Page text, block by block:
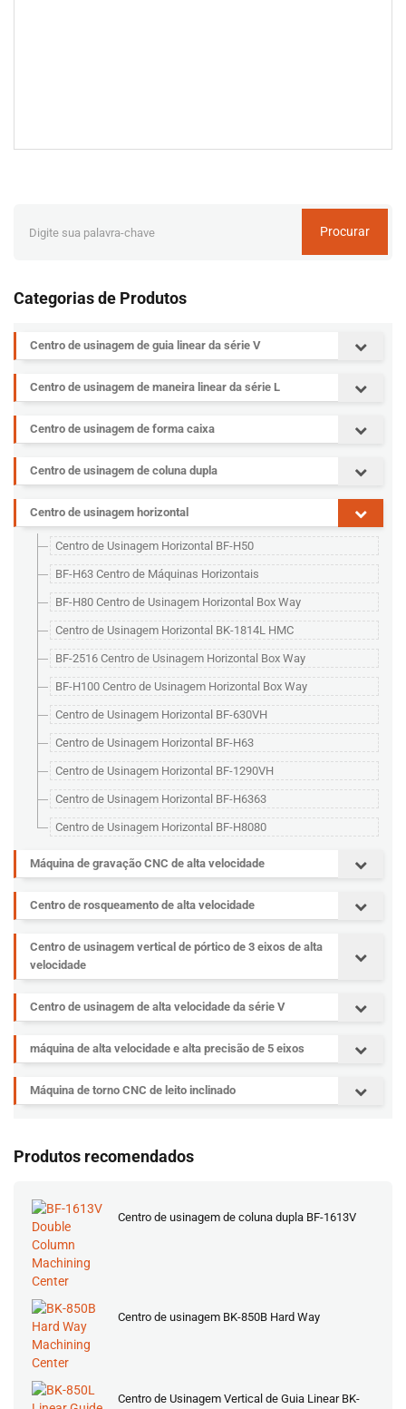
Procurar
Categorias de Produtos
Centro de usinagem de guia linear da série V
Centro de usinagem de maneira linear da série L
Centro de usinagem de forma caixa
Centro de usinagem de coluna dupla
Centro de usinagem horizontal
Centro de Usinagem Horizontal BF-H50
BF-H63 Centro de Máquinas Horizontais
BF-H80 Centro de Usinagem Horizontal Box Way
Centro de Usinagem Horizontal BK-1814L HMC
BF-2516 Centro de Usinagem Horizontal Box Way
BF-H100 Centro de Usinagem Horizontal Box Way
Centro de Usinagem Horizontal BF-630VH
Centro de Usinagem Horizontal BF-H63
Centro de Usinagem Horizontal BF-1290VH
Centro de Usinagem Horizontal BF-H6363
Centro de Usinagem Horizontal BF-H8080
Máquina de gravação CNC de alta velocidade
Centro de rosqueamento de alta velocidade
Centro de usinagem vertical de pórtico de 3 eixos de alta
velocidade
Centro de usinagem de alta velocidade da série V
máquina de alta velocidade e alta precisão de 5 eixos
Máquina de torno CNC de leito inclinado
Produtos recomendados
Centro de usinagem de coluna dupla BF-1613V
Centro de usinagem BK-850B Hard Way
Centro de Usinagem Vertical de Guia Linear BK-